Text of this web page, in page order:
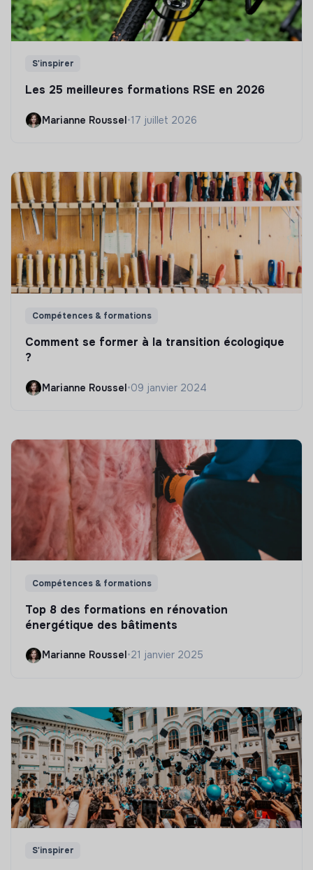
S'inspirer
Les 25 meilleures formations RSE en 2026
Marianne Roussel•17 juillet 2026
Compétences & formations
Comment se former à la transition écologique
?
Marianne Roussel•09 janvier 2024
Compétences & formations
Top 8 des formations en rénovation
énergétique des bâtiments
Marianne Roussel•21 janvier 2025
S'inspirer